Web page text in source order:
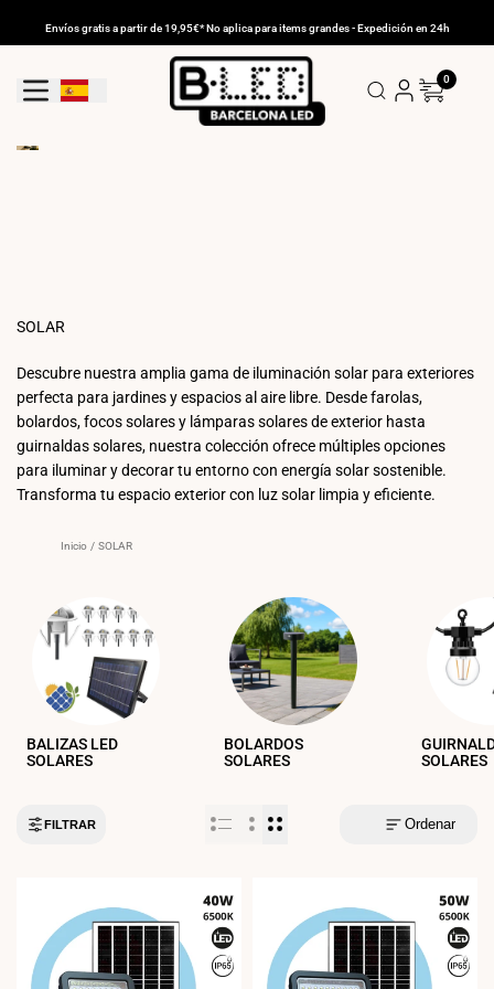
Envíos gratis a partir de 19,95€* No aplica para items grandes - Expedición en 24h
Geolocation Button: España
0
SOLAR
Descubre nuestra amplia gama de iluminación solar para exteriores
perfecta para jardines y espacios al aire libre. Desde farolas,
bolardos, focos solares y lámparas solares de exterior hasta
guirnaldas solares, nuestra colección ofrece múltiples opciones
para iluminar y decorar tu entorno con energía solar sostenible.
Transforma tu espacio exterior con luz solar limpia y eficiente.
Inicio / SOLAR
BALIZAS LED
SOLARES
BOLARDOS
SOLARES
SOLARES
FILTRAR Ordenar